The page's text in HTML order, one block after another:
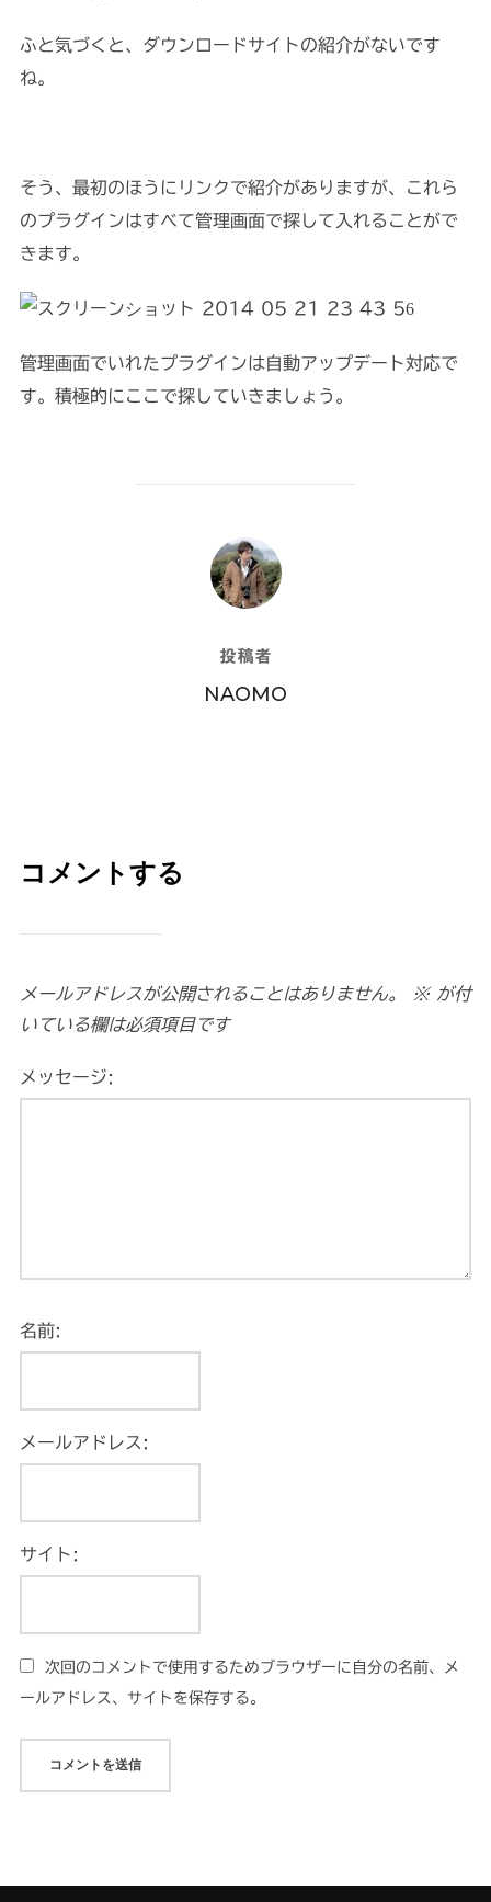
ふと気づくと、ダウンロードサイトの紹介がないです
ね。
そう、最初のほうにリンクで紹介がありますが、これら
のプラグインはすべて管理画面で探して入れることがで
きます。
管理画面でいれたプラグインは自動アップデート対応で
す。積極的にここで探していきましょう。
投稿者
投稿者
NAOMO
コメントする
メールアドレスが公開されることはありません。 ※が付
いている欄は必須項目です
メッセージ:
名前:
メールアドレス:
サイト:
次回のコメントで使用するためブラウザーに自分の名前、メ
ールアドレス、サイトを保存する。